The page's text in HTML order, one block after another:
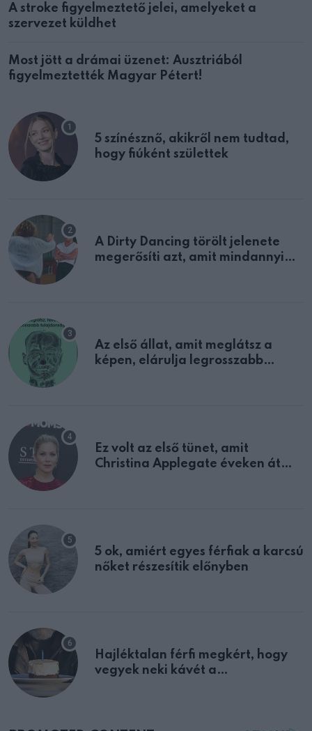
A stroke figyelmeztető jelei, amelyeket a
szervezet küldhet
Most jött a drámai üzenet: Ausztriából
figyelmeztették Magyar Pétert!
5 színésznő, akikről nem tudtad,
hogy fiúként születtek
A Dirty Dancing törölt jelenete
megerősíti azt, amit mindannyian
Az első állat, amit meglátsz a
képen, elárulja legrosszabb
Ez volt az első tünet, amit
Christina Applegate éveken át
5 ok, amiért egyes férfiak a karcsú
nőket részesítik előnyben
Hajléktalan férfi megkért, hogy
vegyek neki kávét a